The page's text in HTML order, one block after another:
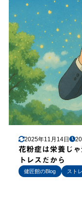
2025年11月14日
花粉症は栄養じ
トレスだから
健匠館のBlog
スト